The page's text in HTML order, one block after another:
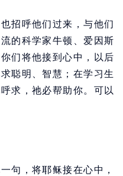
招呼他们过来，与他们
的科学家牛顿、爱因斯
们将他接到心中，以后
聪明、智慧；在学习生
求，祂必帮助你。可以
句，将耶稣接在心中，